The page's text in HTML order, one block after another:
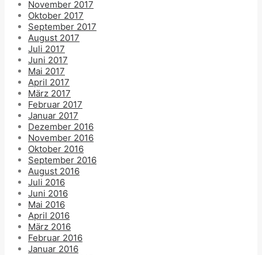
November 2017
Oktober 2017
September 2017
August 2017
Juli 2017
Juni 2017
Mai 2017
April 2017
März 2017
Februar 2017
Januar 2017
Dezember 2016
November 2016
Oktober 2016
September 2016
August 2016
Juli 2016
Juni 2016
Mai 2016
April 2016
März 2016
Februar 2016
Januar 2016